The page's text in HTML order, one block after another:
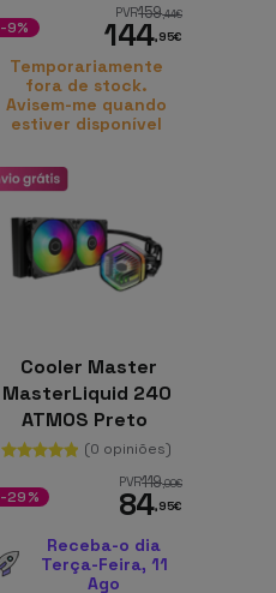
PVR159,44€
144,95€
-9%
Temporariamente
fora de stock.
Avisem-me quando
estiver disponível
Cooler Master
MasterLiquid 240
ATMOS Preto
(0 opiniões)
PVR119,00€
84,95€
-29%
Receba-o dia
Terça-Feira, 11
Ago